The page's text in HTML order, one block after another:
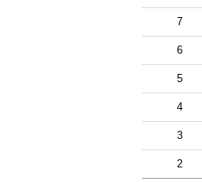
7
6
5
4
3
2